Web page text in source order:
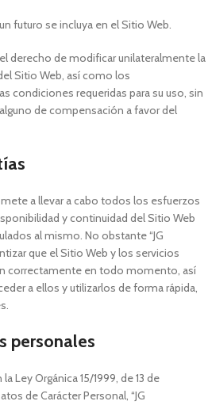
futuro se incluya en el Sitio Web.
derecho de modificar unilateralmente la
Sitio Web, así como los
condiciones requeridas para su uso, sin
de compensación a favor del
a llevar a cabo todos los esfuerzos
y continuidad del Sitio Web
al mismo. No obstante “JG
que el Sitio Web y los servicios
correctamente en todo momento, así
a ellos y utilizarlos de forma rápida,
personales
Ley Orgánica 15/1999, de 13 de
de Carácter Personal, “JG